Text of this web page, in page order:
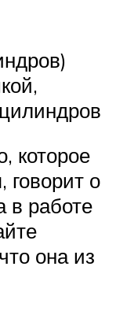
которое
говорит о
в работе
она из